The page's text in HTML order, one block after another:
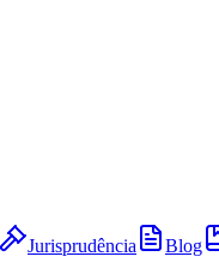
Jurisprudência Blog